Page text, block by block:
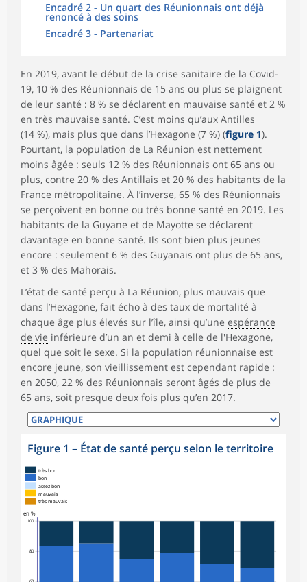
Encadré 2 - Un quart des Réunionnais ont déjà
renoncé à des soins
Encadré 3 - Partenariat
En 2019, avant le début de la crise sanitaire de la Covid-
19, 10 % des Réunionnais de 15 ans ou plus se plaignent
de leur santé : 8 % se déclarent en mauvaise santé et 2 %
en très mauvaise santé. C’est moins qu’aux Antilles
(14 %), mais plus que dans l’Hexagone (7 %) (figure 1).
Pourtant, la population de La Réunion est nettement
moins âgée : seuls 12 % des Réunionnais ont 65 ans ou
plus, contre 20 % des Antillais et 20 % des habitants de la
France métropolitaine. À l’inverse, 65 % des Réunionnais
se perçoivent en bonne ou très bonne santé en 2019. Les
habitants de la Guyane et de Mayotte se déclarent
davantage en bonne santé. Ils sont bien plus jeunes
encore : seulement 6 % des Guyanais ont plus de 65 ans,
et 3 % des Mahorais.
L’état de santé perçu à La Réunion, plus mauvais que
dans l’Hexagone, fait écho à des taux de mortalité à
chaque âge plus élevés sur l’île, ainsi qu’une espérance
de vie inférieure d’un an et demi à celle de l'Hexagone,
quel que soit le sexe. Si la population réunionnaise est
encore jeune, son vieillissement est cependant rapide :
en 2050, 22 % des Réunionnais seront âgés de plus de
65 ans, soit presque deux fois plus qu’en 2017.
Figure 1 – État de santé perçu selon le territoire
80
100
en %
très mauvais
mauvais
assez bon
bon
très bon